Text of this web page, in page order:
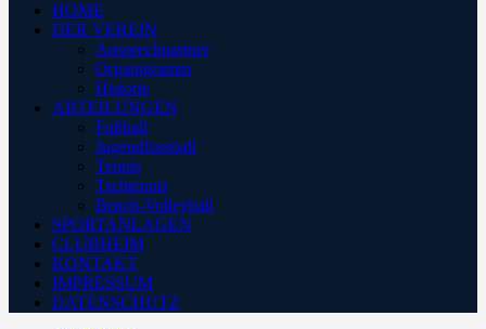
HOME
DER VEREIN
Ansprechpartner
Organigramm
Historie
ABTEILUNGEN
Fußball
Jugendfussball
Tennis
Tschtennis
Beach-Volleyball
SPORTANLAGEN
CLUBHEIM
KONTAKT
IMPRESSUM
DATENSCHUTZ